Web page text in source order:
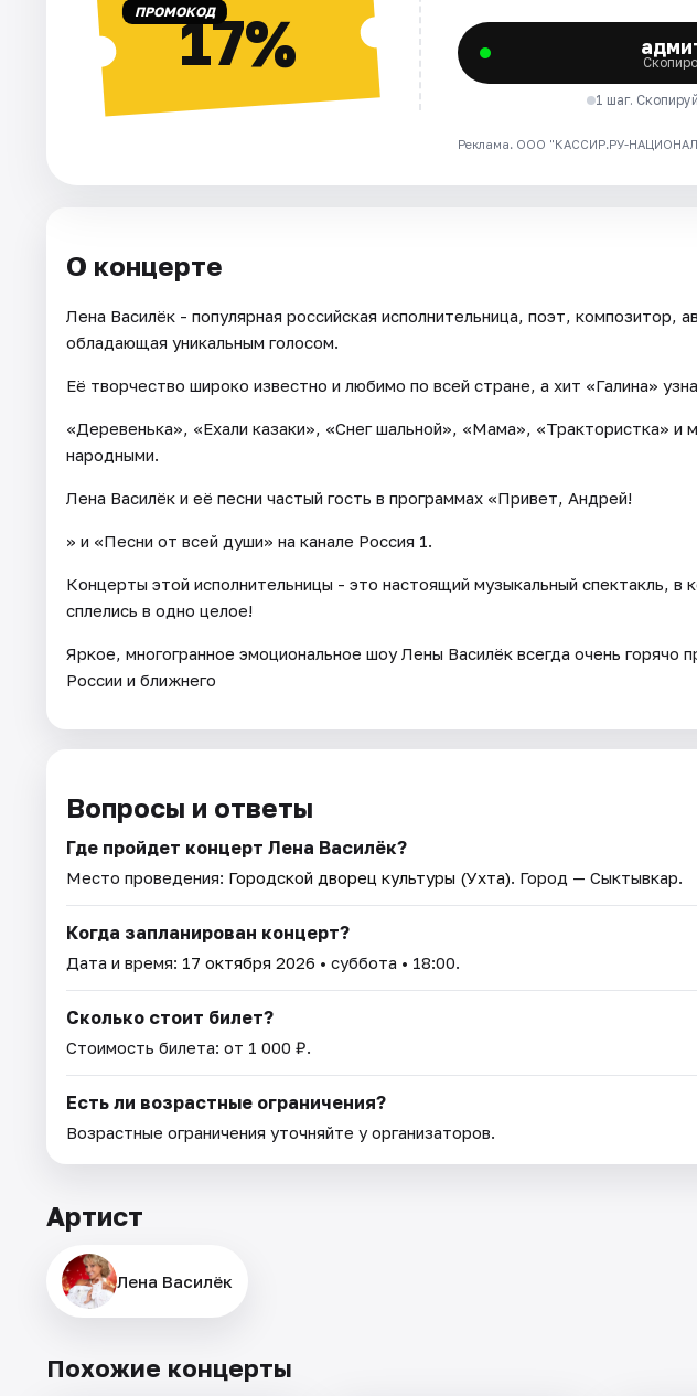
ПРОМОКОД17%
1 шаг.
Реклама. ООО "КАССИР.РУ-
О концерте
Лена Василёк - популярная российская исполнительница, поэт, композитор,
обладающая уникальным голосом.
Её творчество широко известно и любимо по всей стране, а хит «Галина»
«Деревенька», «Ехали казаки», «Снег шальной», «Мама», «Трактористка» и
народными.
Лена Василёк и её песни частый гость в программах «Привет, Андрей!
» и «Песни от всей души» на канале Россия 1.
Концерты этой исполнительницы - это настоящий музыкальный спектакль, в
сплелись в одно целое!
Яркое, многогранное эмоциональное шоу Лены Василёк всегда очень горячо
России и ближнего
Вопросы и ответы
Где пройдет концерт Лена Василёк?
Место проведения: Городской дворец культуры (Ухта). Город — Сыктывкар.
Когда запланирован концерт?
Дата и время: 17 октября 2026 • суббота • 18:00.
Сколько стоит билет?
Стоимость билета: от 1 000 ₽.
Есть ли возрастные ограничения?
Возрастные ограничения уточняйте у организаторов.
Артист
Лена Василёк
Похожие концерты